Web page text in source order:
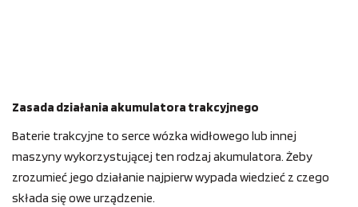
Zasada działania akumulatora trakcyjnego
Baterie trakcyjne to serce wózka widłowego lub innej
maszyny wykorzystującej ten rodzaj akumulatora. Żeby
zrozumieć jego działanie najpierw wypada wiedzieć z czego
składa się owe urządzenie.